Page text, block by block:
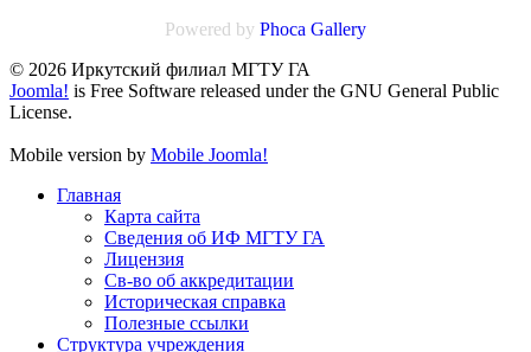
Powered by Phoca Gallery
© 2026 Иркутский филиал МГТУ ГА
Joomla! is Free Software released under the GNU General Public
License.
Mobile version by Mobile Joomla!
Главная
Карта сайта
Сведения об ИФ МГТУ ГА
Лицензия
Св-во об аккредитации
Историческая справка
Полезные ссылки
Структура учреждения